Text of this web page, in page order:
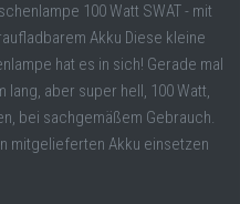
100 Watt SWAT - mit
Akku Diese kleine
hat es in sich! Gerade mal
lang, aber super hell, 100 Watt,
bei sachgemäßem Gebrauch.
mitgelieferten Akku einsetzen